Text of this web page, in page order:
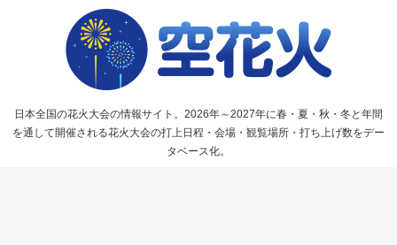
日本全国の花火大会の情報サイト。2026年～2027年に春・夏・秋・冬と年間
を通して開催される花火大会の打上日程・会場・観覧場所・打ち上げ数をデー
タベース化。